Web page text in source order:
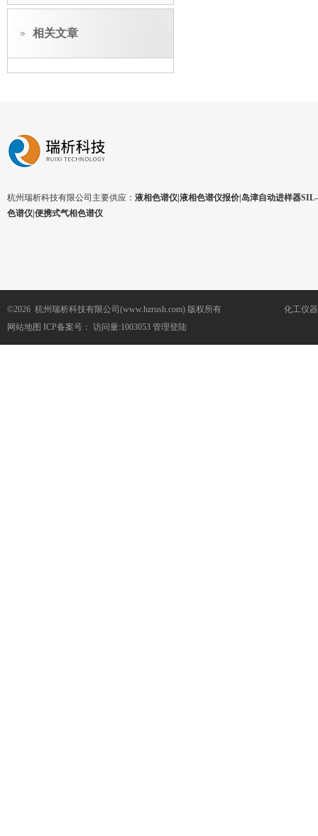
相关文章
杭州瑞析科技有限公司主要供应： 液相色谱仪|液相色谱仪报价|岛津自动进样器
色谱仪|便携式气相色谱仪
©2026 杭州瑞析科技有限公司(www.hzrush.com) 版权所有
网站地图 ICP备案号： 访问量:1003053 管理登陆
化工仪